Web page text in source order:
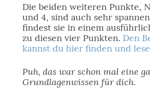
Die beiden weiteren Punkte,
und 4, sind auch sehr
findest sie in einem
zu diesen vier Punkten. Den
kannst du hier finden und
Puh, das war schon mal eine
Grundlagenwissen für dich.